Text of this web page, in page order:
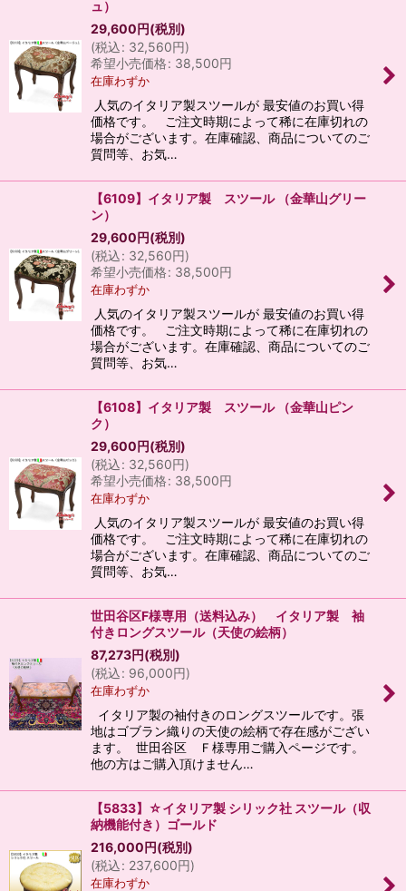
ュ）
29,600円(税別)
(税込: 32,560円)
希望小売価格: 38,500円
在庫わずか
人気のイタリア製スツールが 最安値のお買い得
価格です。 ご注文時期によって稀に在庫切れの
場合がございます。在庫確認、商品についてのご
質問等、お気…
【6109】イタリア製 スツール （金華山グリー
ン）
29,600円(税別)
(税込: 32,560円)
希望小売価格: 38,500円
在庫わずか
人気のイタリア製スツールが 最安値のお買い得
価格です。 ご注文時期によって稀に在庫切れの
場合がございます。在庫確認、商品についてのご
質問等、お気…
【6108】イタリア製 スツール （金華山ピン
ク）
29,600円(税別)
(税込: 32,560円)
希望小売価格: 38,500円
在庫わずか
人気のイタリア製スツールが 最安値のお買い得
価格です。 ご注文時期によって稀に在庫切れの
場合がございます。在庫確認、商品についてのご
質問等、お気…
世田谷区F様専用（送料込み） イタリア製 袖
付きロングスツール（天使の絵柄）
87,273円(税別)
(税込: 96,000円)
在庫わずか
イタリア製の袖付きのロングスツールです。張
地はゴブラン織りの天使の絵柄で存在感がござい
ます。 世田谷区 Ｆ様専用ご購入ページです。
他の方はご購入頂けません…
【5833】☆イタリア製 シリック社 スツール（収
納機能付き）ゴールド
216,000円(税別)
(税込: 237,600円)
在庫わずか